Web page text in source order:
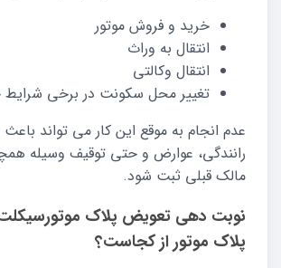
خرید و فروش موتور
انتقال به وراث
انتقال وکالتی
تغییر محل سکونت در برخی
عدم انجام به موقع این کار می تواند
رانندگی، عوارض و حتی توقیف وسیله
مالک قبلی ثبت شود.
نوبت دهی تعویض پلاک
پلاک موتور از کجاست؟